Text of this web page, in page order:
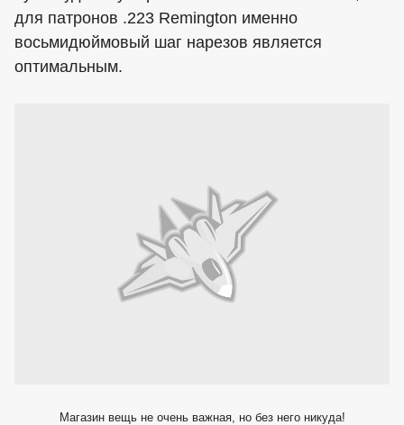
для патронов .223 Remington именно
восьмидюймовый шаг нарезов является
оптимальным.
Магазин вещь не очень важная, но без него никуда!